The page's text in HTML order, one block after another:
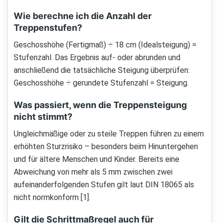
Wie berechne ich die Anzahl der
Treppenstufen?
Geschosshöhe (Fertigmaß) ÷ 18 cm (Idealsteigung) =
Stufenzahl. Das Ergebnis auf- oder abrunden und
anschließend die tatsächliche Steigung überprüfen:
Geschosshöhe ÷ gerundete Stufenzahl = Steigung.
Was passiert, wenn die Treppensteigung
nicht stimmt?
Ungleichmäßige oder zu steile Treppen führen zu einem
erhöhten Sturzrisiko – besonders beim Hinuntergehen
und für ältere Menschen und Kinder. Bereits eine
Abweichung von mehr als 5 mm zwischen zwei
aufeinanderfolgenden Stufen gilt laut DIN 18065 als
nicht normkonform [1].
Gilt die Schrittmaßregel auch für